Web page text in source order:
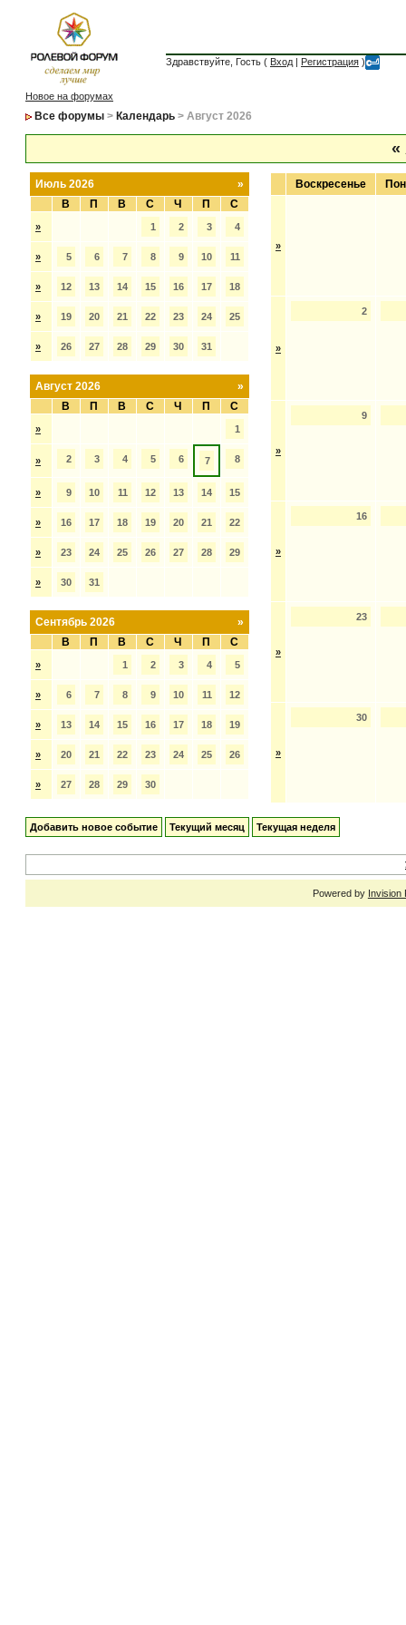
Здравствуйте, Гость ( Вход | Регистрация )
Новое на форумах
Все форумы > Календарь > Август 2026
«
»
Июль 2026
В
П В С Ч П С
» 1 2 3 4
» 5 6 7 8 9 10 11
» 12 13 14 15 16 17 18
» 19 20 21 22 23 24 25
» 26 27 28 29 30 31
»
Август 2026
В
П В С Ч П С
» 1
» 2 3 4 5 6 7 8
» 9 10 11 12 13 14 15
» 16 17 18 19 20 21 22
» 23 24 25 26 27 28 29
» 30 31
»
Сентябрь 2026
В
П В С Ч П С
» 1 2 3 4 5
» 6 7 8 9 10 11 12
» 13 14 15 16 17 18 19
» 20 21 22 23 24 25 26
» 27 28 29 30
Воскресенье
»
»
2
»
9
»
16
»
23
»
30
Добавить новое событие Текущий месяц Текущая неделя
Powered by Invision